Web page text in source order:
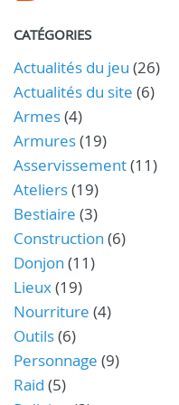
CATÉGORIES
Actualités du jeu (26)
Actualités du site (6)
Armes(4)
Armures(19)
Asservissement(11)
Ateliers(19)
Bestiaire (3)
Construction (6)
Donjon (11)
Lieux(19)
Nourriture (4)
Outils(6)
Personnage (9)
Raid (5)